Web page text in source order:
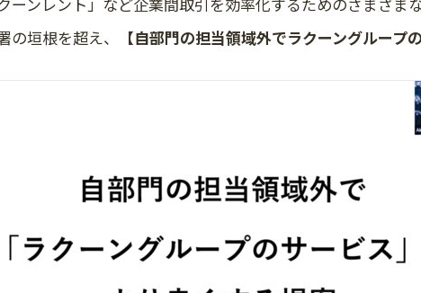
の垣根を超え、
【自部門の担当領域外でラクーングループ